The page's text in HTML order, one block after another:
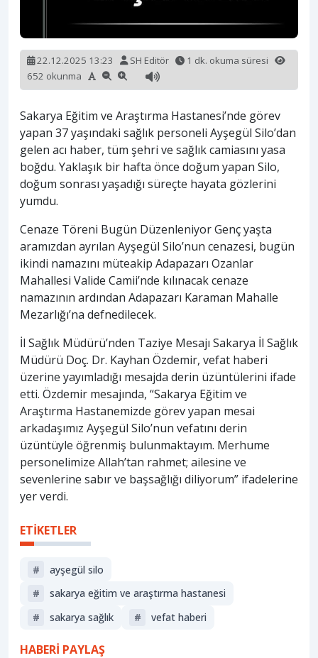
22.12.2025 13:23 SH Editör
1 dk. okuma süresi
652 okunma
Sakarya Eğitim ve Araştırma Hastanesi’nde görev
yapan 37 yaşındaki sağlık personeli Ayşegül Silo’dan
gelen acı haber, tüm şehri ve sağlık camiasını yasa
boğdu. Yaklaşık bir hafta önce doğum yapan Silo,
doğum sonrası yaşadığı süreçte hayata gözlerini
yumdu.
Cenaze Töreni Bugün Düzenleniyor Genç yaşta
aramızdan ayrılan Ayşegül Silo’nun cenazesi, bugün
ikindi namazını müteakip Adapazarı Ozanlar
Mahallesi Valide Camii’nde kılınacak cenaze
namazının ardından Adapazarı Karaman Mahalle
Mezarlığı’na defnedilecek.
İl Sağlık Müdürü’nden Taziye Mesajı Sakarya İl Sağlık
Müdürü Doç. Dr. Kayhan Özdemir, vefat haberi
üzerine yayımladığı mesajda derin üzüntülerini ifade
etti. Özdemir mesajında, “Sakarya Eğitim ve
Araştırma Hastanemizde görev yapan mesai
arkadaşımız Ayşegül Silo’nun vefatını derin
üzüntüyle öğrenmiş bulunmaktayım. Merhume
personelimize Allah’tan rahmet; ailesine ve
sevenlerine sabır ve başsağlığı diliyorum” ifadelerine
yer verdi.
ETİKETLER
#
ayşegül silo
#
sakarya eğitim ve araştırma hastanesi
#
sakarya sağlık # vefat haberi
HABERİ PAYLAŞ